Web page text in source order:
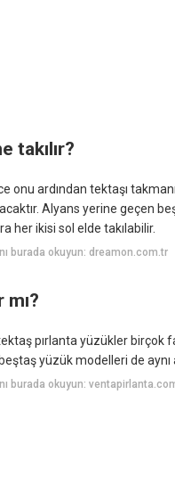
takılır?
ardından tektaşı
Alyans yerine geçen
her ikisi sol elde takılabilir.
burada okuyun: dreamon.com.tr
pırlanta yüzükler birçok
yüzük modelleri de aynı
burada okuyun: